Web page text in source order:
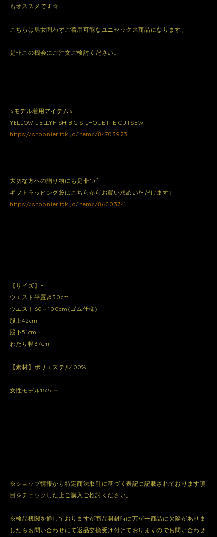
もオススメです☆
こちらは男女問わずご着用可能なユニセックス商品になります。
是非この機会にご注文ご検討ください。
⭐️モデル着用アイテム⭐️
YELLOW JELLYFISH BIG SILHOUETTE CUTSEW
https://shop.nier.tokyo/items/84703923
大切な方への贈り物にも是非*.+ﾟ
ギフトラッピング袋はこちらからお買い求めいただけます↓
https://shop.nier.tokyo/items/86003741
【サイズ】F
ウエスト平置き30cm
ウエスト60～100cm(ゴム仕様)
股上42cm
股下51cm
わたり幅37cm
【素材】ポリエステル100%
女性モデル152cm
※ショップ情報から特定商法取引に基づく表記に記載されております項
目をチェックした上ご購入ご検討ください。
※検品機関を通しておりますが商品開封時に万が一商品に欠陥がありま
したらお問い合わせにて返品交換受け付けておりますのでお問い合わせ